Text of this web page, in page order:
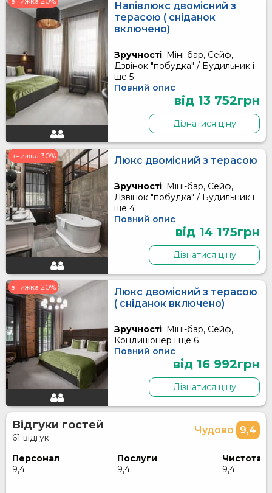
Напівлюкс двомісний з
терасою ( сніданок
включено)
Зручності: Міні-бар, Сейф,
Дзвінок "побудка" / Будильник і
ще 5
Повний опис
від 13 752грн
Дізнатися ціну
знижка 30% Люкс двомісний з терасою
Зручності: Міні-бар, Сейф,
Дзвінок "побудка" / Будильник і
ще 4
Повний опис
від 14 175грн
Дізнатися ціну
знижка 20%
Люкс двомісний з терасою
( сніданок включено)
Зручності: Міні-бар, Сейф,
Кондиціонер і ще 6
Повний опис
від 16 992грн
Дізнатися ціну
Відгуки гостей
61 відгук
Чудово 9,4
Персонал
9,4
Послуги
9,4
Чистота
9,4